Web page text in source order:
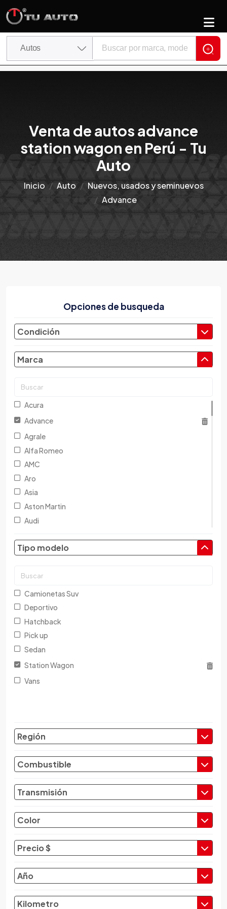
Venta de autos advance
station wagon en Perú - Tu
Auto
Inicio Auto
Nuevos, usados y seminuevos
Advance
Opciones de busqueda
Condición
Marca
Acura
Advance
Agrale
Alfa Romeo
AMC
Aro
Asia
Aston Martin
Audi
Baic
Bentley
BMW
Brilliance
Buick
Byd
Cadillac
Chevrolet
Chrysler
Citroen
Cupra
Dacia
Daewoo
Daf
Daihatsu
Datsun
Dayun
Derbi
Dfsk
Dmc
Tipo modelo
Camionetas Suv
Deportivo
Hatchback
Pick up
Sedan
Station Wagon
Vans
Región
Combustible
Transmisión
Color
Precio $
Año
Kilometro